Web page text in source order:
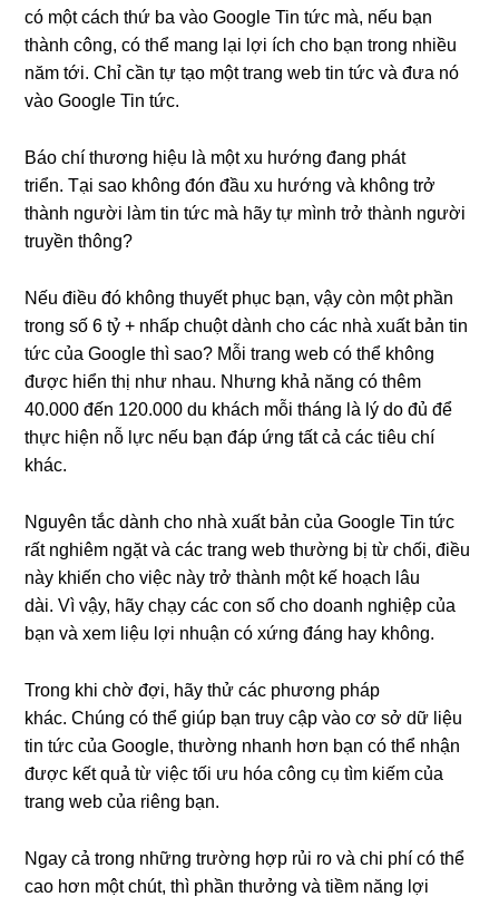
có một cách thứ ba vào Google Tin tức mà, nếu bạn
thành công, có thể mang lại lợi ích cho bạn trong nhiều
năm tới. Chỉ cần tự tạo một trang web tin tức và đưa nó
vào Google Tin tức.
Báo chí thương hiệu là một xu hướng đang phát
triển. Tại sao không đón đầu xu hướng và không trở
thành người làm tin tức mà hãy tự mình trở thành người
truyền thông?
Nếu điều đó không thuyết phục bạn, vậy còn một phần
trong số 6 tỷ + nhấp chuột dành cho các nhà xuất bản tin
tức của Google thì sao? Mỗi trang web có thể không
được hiển thị như nhau. Nhưng khả năng có thêm
40.000 đến 120.000 du khách mỗi tháng là lý do đủ để
thực hiện nỗ lực nếu bạn đáp ứng tất cả các tiêu chí
khác.
Nguyên tắc dành cho nhà xuất bản của Google Tin tức
rất nghiêm ngặt và các trang web thường bị từ chối, điều
này khiến cho việc này trở thành một kế hoạch lâu
dài. Vì vậy, hãy chạy các con số cho doanh nghiệp của
bạn và xem liệu lợi nhuận có xứng đáng hay không.
Trong khi chờ đợi, hãy thử các phương pháp
khác. Chúng có thể giúp bạn truy cập vào cơ sở dữ liệu
tin tức của Google, thường nhanh hơn bạn có thể nhận
được kết quả từ việc tối ưu hóa công cụ tìm kiếm của
trang web của riêng bạn.
Ngay cả trong những trường hợp rủi ro và chi phí có thể
cao hơn một chút, thì phần thưởng và tiềm năng lợi